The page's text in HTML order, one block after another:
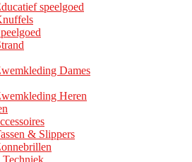
speelgoed
Dames
Heren
& Slippers